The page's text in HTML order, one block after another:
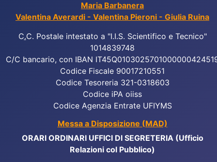
Maria Barbanera
Valentina Averardi - Valentina Pieroni - Giulia Ruina
C.C. Postale intestato a "I.I.S. Scientifico e Tecnico"
1014839748
C/C bancario, con IBAN
Codice Fiscale 90017210551
Codice Tesoreria 321-0318603
Codice iPA oiiss
Codice Agenzia Entrate UFIYMS
Messa a Disposizione (MAD)
ORARI ORDINARI UFFICI DI SEGRETERIA (Ufficio
Relazioni col Pubblico)